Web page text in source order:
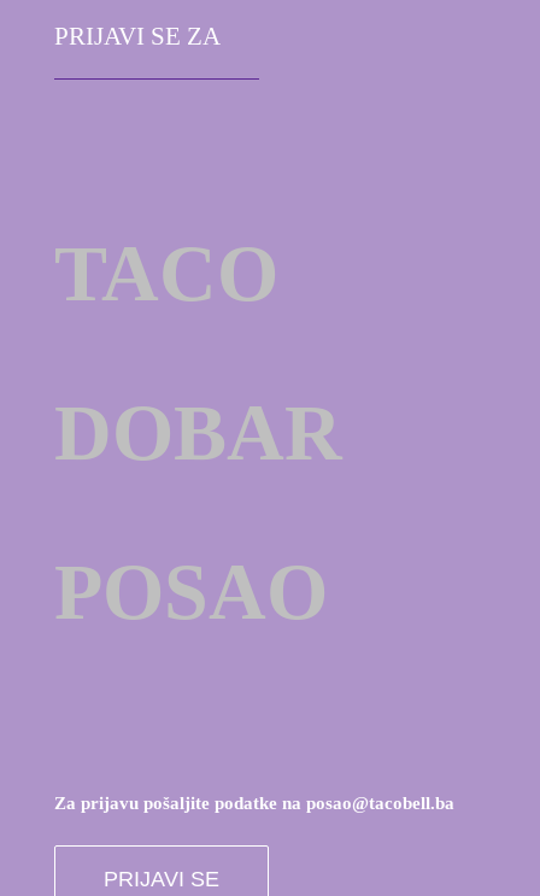
PRIJAVI SE ZA
TACO
DOBAR
POSAO
Za prijavu pošaljite podatke na posao@tacobell.ba
PRIJAVI SE